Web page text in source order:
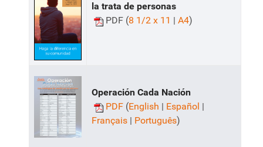
la trata de personas
PDF (8 1/2 x 11 | A4)
Operación Cada Nación
PDF (English | Español |
Français | Português)